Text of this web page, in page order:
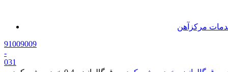
مرکزآهن
91009009
-
031